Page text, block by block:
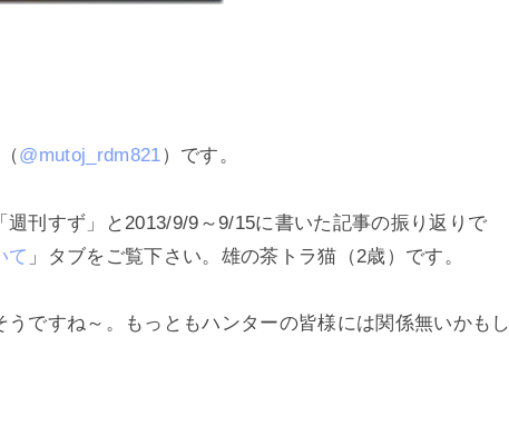
@mutoj_rdm821）です。
刊すず」と2013/9/9～9/15に書いた記事の振り返りで
て 」タブをご覧下さい。雄の茶トラ猫（2歳）です。
ですね～。もっともハンターの皆様には関係無いかもし